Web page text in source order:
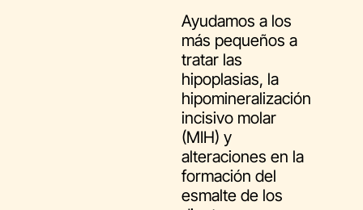
Ayudamos a los
más pequeños a
tratar las
hipoplasias, la
hipomineralización
incisivo molar
(MIH) y
alteraciones en la
formación del
esmalte de los